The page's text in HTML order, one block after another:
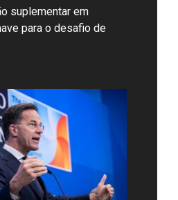
suplementar em
para o desafio de